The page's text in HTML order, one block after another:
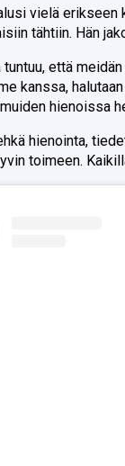
vielä erikseen
tähtiin. Hän
että
kanssa,
hienoissa
hienointa,
toimeen.